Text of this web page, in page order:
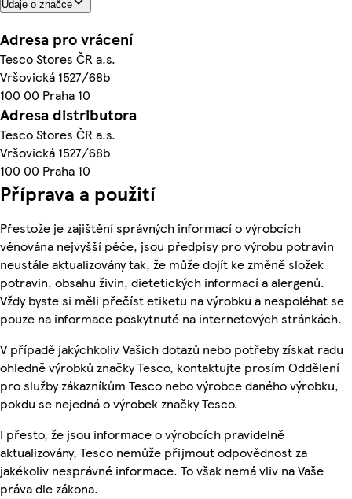
Údaje o značce
Adresa pro vrácení
Tesco Stores ČR a.s.
Vršovická 1527/68b
100 00 Praha 10
Adresa distributora
Tesco Stores ČR a.s.
Vršovická 1527/68b
100 00 Praha 10
Příprava a použití
Přestože je zajištění správných informací o výrobcích
věnována nejvyšší péče, jsou předpisy pro výrobu potravin
neustále aktualizovány tak, že může dojít ke změně složek
potravin, obsahu živin, dietetických informací a alergenů.
Vždy byste si měli přečíst etiketu na výrobku a nespoléhat se
pouze na informace poskytnuté na internetových stránkách.
V případě jakýchkoliv Vašich dotazů nebo potřeby získat radu
ohledně výrobků značky Tesco, kontaktujte prosím Oddělení
pro služby zákazníkům Tesco nebo výrobce daného výrobku,
pokdu se nejedná o výrobek značky Tesco.
I přesto, že jsou informace o výrobcích pravidelně
aktualizovány, Tesco nemůže přijmout odpovědnost za
jakékoliv nesprávné informace. To však nemá vliv na Vaše
práva dle zákona.